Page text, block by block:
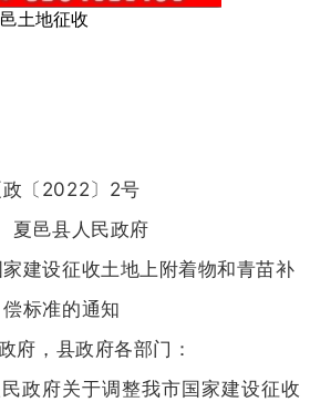
土地征收
政〔2022〕2号
邑县人民政府
设征收土地上附着物和青苗补
偿标准的通知
，县政府各部门：
府关于调整我市国家建设征收